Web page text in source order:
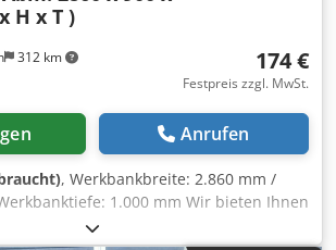
312 km
H x T )
174 €
Festpreis zzgl. MwSt.
Anrufen
, Werkbankbreite: 2.860 mm /
1.000 mm Wir bieten Ihnen
Werkbankgestell des Hersteller